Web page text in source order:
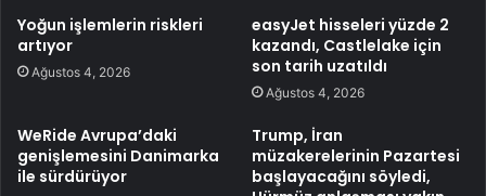
Yoğun işlemlerin riskleri
artıyor
Ağustos 4, 2026
easyJet hisseleri yüzde 2
kazandı, Castlelake için
son tarih uzatıldı
Ağustos 4, 2026
WeRide Avrupa’daki
genişlemesini Danimarka
ile sürdürüyor
Trump, İran
müzakerelerinin Pazartesi
başlayacağını söyledi,